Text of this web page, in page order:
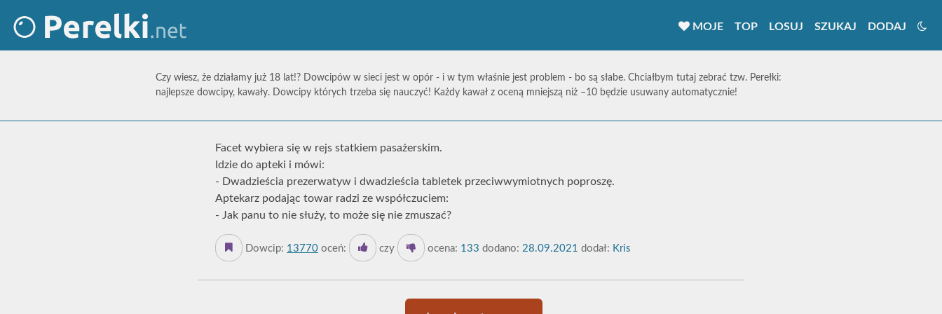
MOJE TOP LOSUJ SZUKAJ DODAJ
Czy wiesz, że działamy już 18 lat!? Dowcipów w sieci jest w opór - i w tym właśnie jest problem - bo są słabe. Chciałbym tutaj zebrać tzw. Perełki:
najlepsze dowcipy, kawały. Dowcipy których trzeba się nauczyć! Każdy kawał z oceną mniejszą niż –10 będzie usuwany automatycznie!
Facet wybiera się w rejs statkiem pasażerskim.
Idzie do apteki i mówi:
- Dwadzieścia prezerwatyw i dwadzieścia tabletek przeciwwymiotnych poproszę.
Aptekarz podając towar radzi ze współczuciem:
- Jak panu to nie służy, to może się nie zmuszać?
Dowcip: 13770 oceń: czy ocena: 133 dodano: 28.09.2021 dodał: Kris